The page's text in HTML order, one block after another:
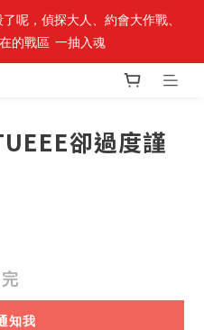
視角」 周邊商品
呢，偵探大人、約會大作戰、
的戰區  一抽入魂
卻過度謹
知我